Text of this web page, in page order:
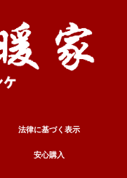
法律に基づく表示
安心購入